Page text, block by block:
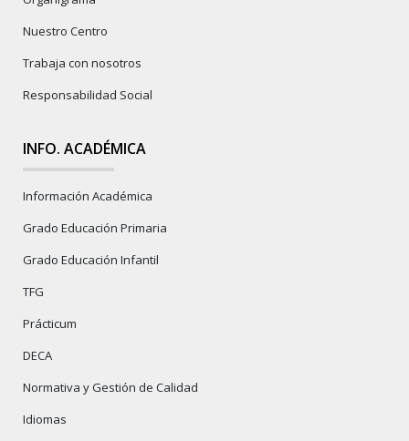
Nuestro Centro
Trabaja con nosotros
Responsabilidad Social
INFO. ACADÉMICA
Información Académica
Grado Educación Primaria
Grado Educación Infantil
TFG
Prácticum
DECA
Normativa y Gestión de Calidad
Idiomas